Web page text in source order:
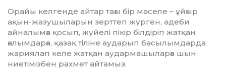
Орайы келгенде айтар тағы бір мәселе – ұй­ғыр
ақын-жазушыларын зерттеп жүр­ген, әдеби
айналымға қосып, жүйелі пікір білдіріп жатқан
ғалымдарға, қазақ тіліне аударып басылымдарда
жариялап келе жатқан аудармашыларға шын
ниетімізбен рахмет айтамыз.